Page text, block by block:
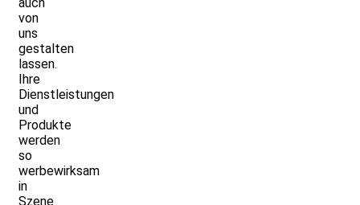
von
uns
gestalten
lassen.
Ihre
Dienstleistungen
und
Produkte
werden
so
werbewirksam
in
Szene